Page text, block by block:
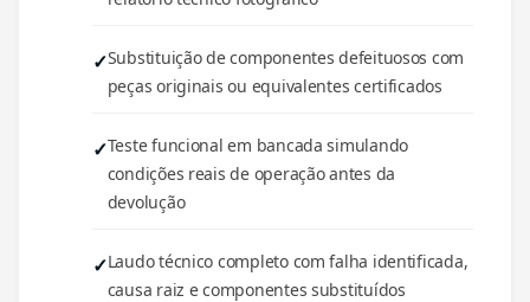
Substituição de componentes defeituosos com
peças originais ou equivalentes certificados
Teste funcional em bancada simulando
condições reais de operação antes da
devolução
Laudo técnico completo com falha identificada,
causa raiz e componentes substituídos